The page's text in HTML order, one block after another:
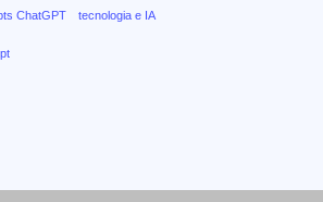
ChatGPT tecnologia e IA